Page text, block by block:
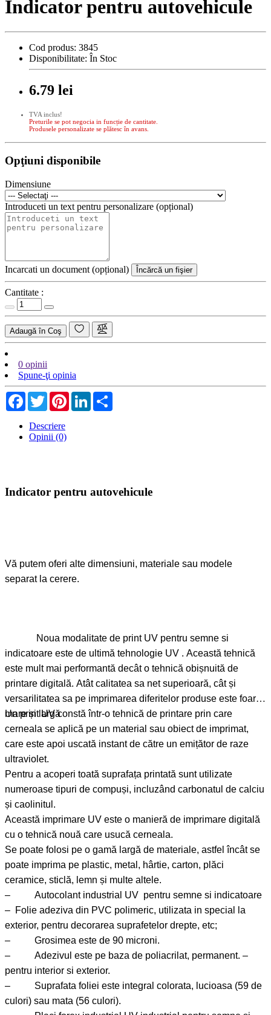
Indicator pentru autovehicule
Cod produs: 3845
Disponibilitate: În Stoc
6.79 lei
TVA inclus!
Preturile se pot negocia in funcție de cantitate.
Produsele personalizate se plătesc în avans.
Opţiuni disponibile
Dimensiune
Introduceti un text pentru personalizare (opțional)
Incarcati un document (opțional) Încărcă un fişier
Cantitate :
Adaugă în Coş
0 opinii
Spune-ţi opinia
Facebook
TwitterPinterestLinkedIn
Descriere
Opinii (0)
Indicator pentru autovehicule
Vă putem oferi alte dimensiuni, materiale sau modele
separat la cerere.
indicatoare este de ultimă tehnologie UV . Această tehnică
este mult mai performantă decât o tehnică obișnuită de
printare digitală. Atât calitatea sa net superioară, cât și
versarilitatea sa pe imprimarea diferitelor produse este foarte
mare și largă
Un print UV constă într-o tehnică de printare prin care
cerneala se aplică pe un material sau obiect de imprimat,
care este apoi uscată instant de către un emițător de raze
ultraviolet.
Pentru a acoperi toată suprafața printată sunt utilizate
numeroase tipuri de compuși, incluzând carbonatul de calciu
și caolinitul.
Această imprimare UV este o manieră de imprimare digitală
cu o tehnică nouă care usucă cerneala.
Se poate folosi pe o gamă largă de materiale, astfel încât se
poate imprima pe plastic, metal, hârtie, carton, plăci
ceramice, sticlă, lemn și multe altele.
– Autocolant industrial UV pentru semne si indicatoare
– Folie adeziva din PVC polimeric, utilizata in special la
exterior, pentru decorarea suprafetelor drepte, etc;
– Grosimea este de 90 microni.
– Adezivul este pe baza de poliacrilat, permanent. –
pentru interior si exterior.
– Suprafata foliei este integral colorata, lucioasa (59 de
culori) sau mata (56 culori).